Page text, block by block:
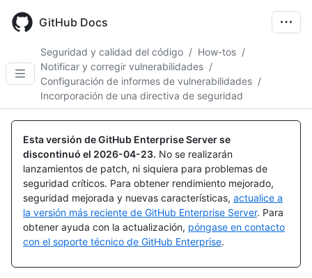
main
GitHub Docs
Seguridad y calidad del código / How-tos /
Notificar y corregir vulnerabilidades /
Configuración de informes de vulnerabilidades /
Incorporación de una directiva de seguridad
Esta versión de GitHub Enterprise Server se
discontinuó el 2026-04-23. No se realizarán
lanzamientos de patch, ni siquiera para problemas de
seguridad críticos. Para obtener rendimiento mejorado,
seguridad mejorada y nuevas características, actualice a
la versión más reciente de GitHub Enterprise Server. Para
obtener ayuda con la actualización, póngase en contacto
con el soporte técnico de GitHub Enterprise.